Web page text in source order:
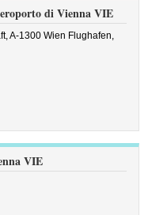
di Vienna VIE
A-1300 Wien Flughafen,
VIE